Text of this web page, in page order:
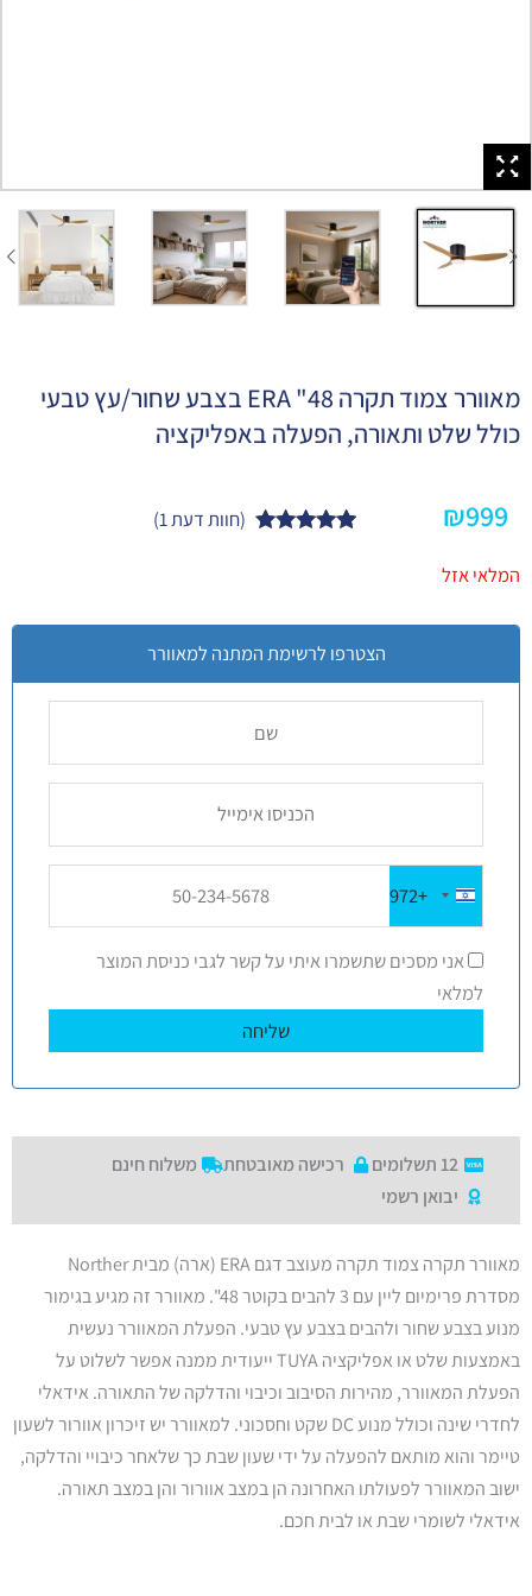
מאוורר צמוד תקרה 48" ERA בצבע שחור/עץ טבעי
כולל שלט ותאורה, הפעלה באפליקציה
₪999
לקוחות
(חוות דעת1
)
המלאי אזל
הצטרפו לרשימת המתנה למאוורר
Israel
+972
+972
אני מסכים שתשמרו איתי על קשר לגבי כניסת המוצר
למלאי
12 תשלומים רכישה מאובטחת
משלוח חינם
יבואן רשמי
מאוורר תקרה צמוד תקרה מעוצב דגם ERA (ארה) מבית Norther
מסדרת פרימיום ליין עם 3 להבים בקוטר 48". מאוורר זה מגיע בגימור
מנוע בצבע שחור ולהבים בצבע עץ טבעי. הפעלת המאוורר נעשית
באמצעות שלט או אפליקציה TUYA ייעודית ממנה אפשר לשלוט על
הפעלת המאוורר, מהירות הסיבוב וכיבוי והדלקה של התאורה. אידאלי
לחדרי שינה וכולל מנוע DC שקט וחסכוני. למאוורר יש זיכרון אוורור לשעון
טיימר והוא מותאם להפעלה על ידי שעון שבת כך שלאחר כיבויי והדלקה,
ישוב המאוורר לפעולתו האחרונה הן במצב אוורור והן במצב תאורה.
אידאלי לשומרי שבת או לבית חכם.